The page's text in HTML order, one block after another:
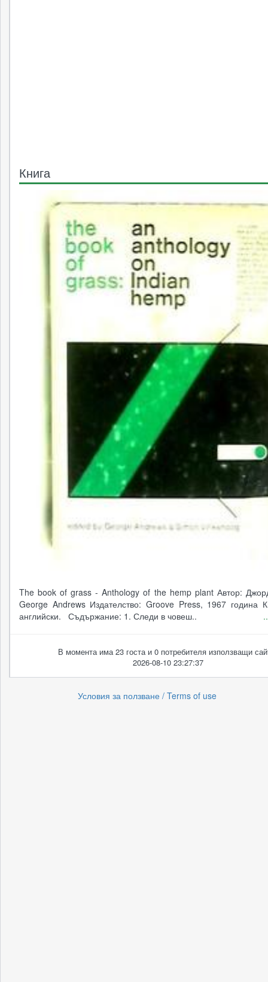
Книга
The book of grass - Anthology of the hemp plant Автор:
George Andrews Издателство: Groove Press, 1967 година
английски. Съдържание: 1. Следи в човеш..
В момента има 23 госта и 0 потребителя използващи
2026-08-10 23:27:37
Условия за ползване / Terms of use